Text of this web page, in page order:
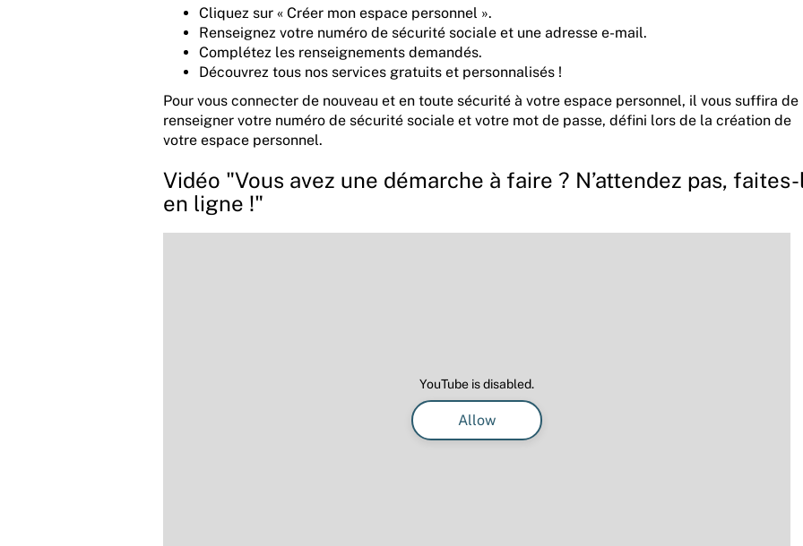
Cliquez sur « Créer mon espace personnel ».
Renseignez votre numéro de sécurité sociale et une adresse e-mail.
Complétez les renseignements demandés.
Découvrez tous nos services gratuits et personnalisés !
Pour vous connecter de nouveau et en toute sécurité à votre espace personnel, il vous suffira de
renseigner votre numéro de sécurité sociale et votre mot de passe, défini lors de la création de
votre espace personnel.
Vidéo "Vous avez une démarche à faire ? N’attendez pas,
en ligne !"
YouTube is disabled.
Allow